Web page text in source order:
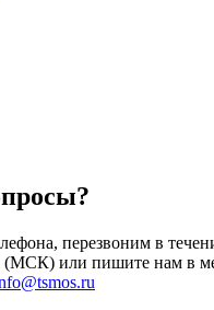
перезвоним в
(МСК) или пишите нам в